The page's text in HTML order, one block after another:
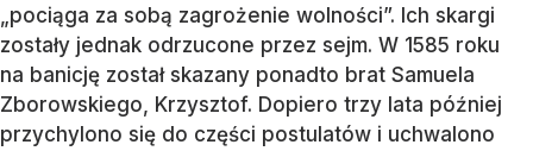
„pociąga za sobą zagrożenie wolności”. Ich skargi
zostały jednak odrzucone przez sejm. W 1585 roku
na banicję został skazany ponadto brat Samuela
Zborowskiego, Krzysztof. Dopiero trzy lata później
przychylono się do części postulatów i uchwalono